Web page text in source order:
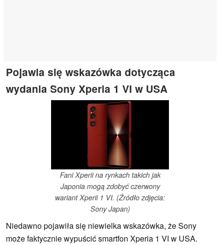
Pojawia się wskazówka dotycząca
wydania Sony Xperia 1 VI w USA
Fani Xperii na rynkach takich jak
Japonia mogą zdobyć czerwony
wariant Xperii 1 VI. (Źródło zdjęcia:
Sony Japan)
Niedawno pojawiła się niewielka wskazówka, że Sony
może faktycznie wypuścić smartfon Xperia 1 VI w USA.